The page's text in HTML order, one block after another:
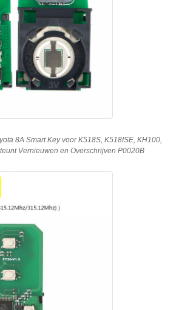
8A Smart Key voor K518S, K518ISE, KH100,
Vernieuwen en Overschrijven P0020B